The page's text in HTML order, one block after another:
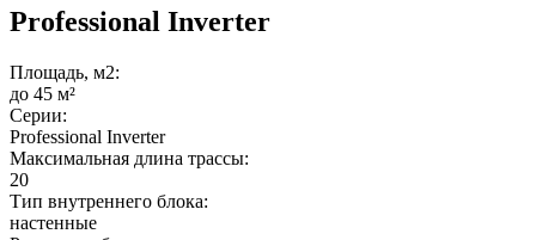
Professional Inverter
Площадь, м2:
до 45 м²
Серии:
Professional Inverter
Максимальная длина трассы:
20
Тип внутреннего блока:
настенные